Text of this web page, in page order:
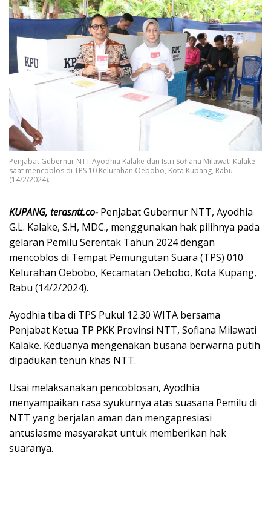
Penjabat Gubernur NTT Ayodhia Kalake dan Istri Sofiana Milawati Kalake
saat mencoblos di TPS 10 Kelurahan Oebobo, Kota Kupang, Rabu
(14/2/2024).
KUPANG, terasntt.co- Penjabat Gubernur NTT, Ayodhia
G.L. Kalake, S.H, MDC., menggunakan hak pilihnya pada
gelaran Pemilu Serentak Tahun 2024 dengan
mencoblos di Tempat Pemungutan Suara (TPS) 010
Kelurahan Oebobo, Kecamatan Oebobo, Kota Kupang,
Rabu (14/2/2024).
Ayodhia tiba di TPS Pukul 12.30 WITA bersama
Penjabat Ketua TP PKK Provinsi NTT, Sofiana Milawati
Kalake. Keduanya mengenakan busana berwarna putih
dipadukan tenun khas NTT.
Usai melaksanakan pencoblosan, Ayodhia
menyampaikan rasa syukurnya atas suasana Pemilu di
NTT yang berjalan aman dan mengapresiasi
antusiasme masyarakat untuk memberikan hak
suaranya.